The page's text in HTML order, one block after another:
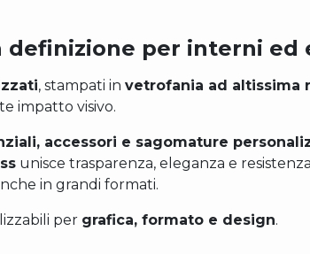
definizione per interni ed
, stampati in vetrofania ad altissima
impatto visivo.
accessori e sagomature
unisce trasparenza, eleganza e
in grandi formati.
per grafica, formato e design.